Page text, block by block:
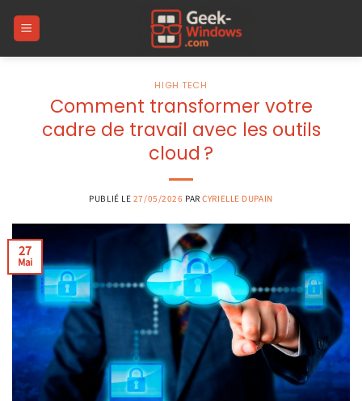
HIGH TECH
Comment transformer votre
cadre de travail avec les outils
cloud ?
PUBLIÉ LE 27/05/2026 PARCYRIELLE DUPAIN
27
Mai